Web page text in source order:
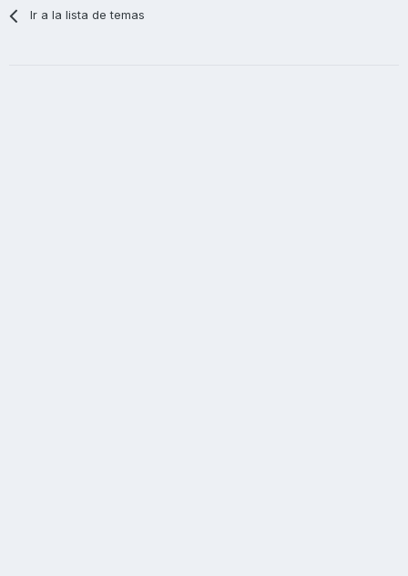
Ir a la lista de temas